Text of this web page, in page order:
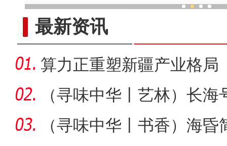
最新资讯
算力正重塑新疆产业格局
（寻味中华丨艺林）长
（寻味中华丨书香）海